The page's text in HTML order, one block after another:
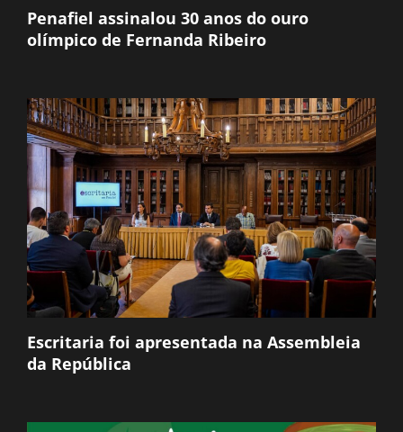
Penafiel assinalou 30 anos do ouro
olímpico de Fernanda Ribeiro
Escritaria foi apresentada na Assembleia
da República